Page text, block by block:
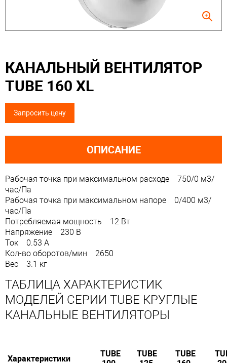
КАНАЛЬНЫЙ ВЕНТИЛЯТОР
TUBE 160 XL
Запросить цену
ОПИСАНИЕ
Рабочая точка при максимальном расходе 750/0 м3/
час/Па
Рабочая точка при максимальном напоре 0/400 м3/
час/Па
Потребляемая мощность 12 Вт
Напряжение 230 B
Ток 0.53 А
Кол-во оборотов/мин 2650
Вес 3.1 кг
ТАБЛИЦА ХАРАКТЕРИСТИК
МОДЕЛЕЙ СЕРИИ TUBE КРУГЛЫЕ
КАНАЛЬНЫЕ ВЕНТИЛЯТОРЫ
Характеристики
TUBE
TUBE
TUBE